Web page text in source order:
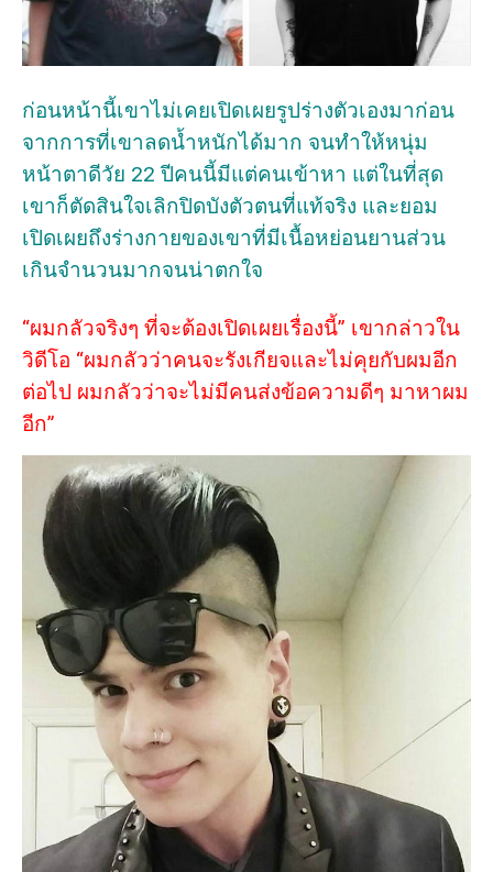
ก่อนหน้านี้เขาไม่เคยเปิดเผยรูปร่างตัวเองมาก่อน
จากการที่เขาลดน้ำหนักได้มาก จนทำให้หนุ่ม
หน้าตาดีวัย 22 ปีคนนี้มีแต่คนเข้าหา แต่ในที่สุด
เขาก็ตัดสินใจเลิกปิดบังตัวตนที่แท้จริง และยอม
เปิดเผยถึงร่างกายของเขาที่มีเนื้อหย่อนยานส่วน
เกินจำนวนมากจนน่าตกใจ
“ผมกลัวจริงๆ ที่จะต้องเปิดเผยเรื่องนี้” เขากล่าวใน
วิดีโอ “ผมกลัวว่าคนจะรังเกียจและไม่คุยกับผมอีก
ต่อไป ผมกลัวว่าจะไม่มีคนส่งข้อความดีๆ มาหาผม
อีก”